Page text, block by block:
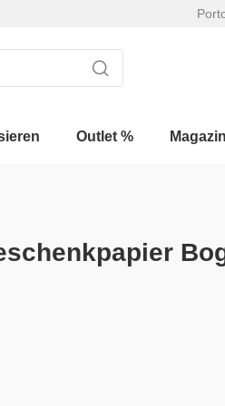
Outlet % Magazin